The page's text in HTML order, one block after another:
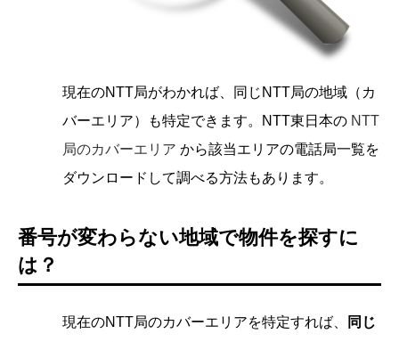
現在のNTT局がわかれば、同じNTT局の地域（カ
バーエリア）も特定できます。NTT東日本の NTT
局のカバーエリア から該当エリアの電話局一覧を
ダウンロードして調べる方法もあります。
番号が変わらない地域で物件を探すに
は？
現在のNTT局のカバーエリアを特定すれば、
同じ